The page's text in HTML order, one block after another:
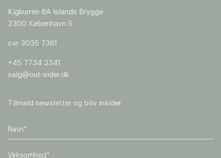
Kigkurren 8A Islands Brygge
2300 København S
cvr 3035 7361
+45 7734 3341
salg@out-sider.dk
Tilmeld newsletter og bliv insider
V